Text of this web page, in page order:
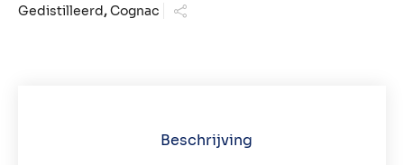
Gedistilleerd,Cognac
Beschrijving